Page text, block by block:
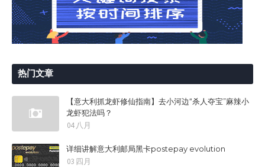
热门文章
【意大利抓龙虾修仙指南】去小河边“杀人夺宝”麻辣小
龙虾犯法吗？
04 八月
详细讲解意大利邮局黑卡postepay evolution
03 四月